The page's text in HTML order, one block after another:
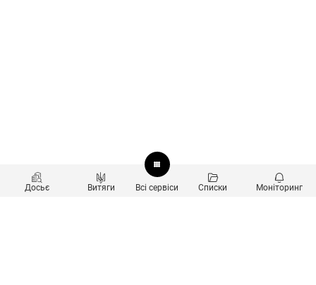
Досьє Витяги Всі сервіси Списки Моніторинг